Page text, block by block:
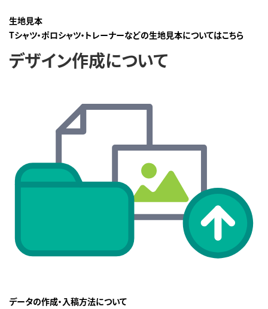
生地見本
Tシャツ・ポロシャツ・トレーナーなどの生地見本についてはこちら
デザイン作成について
データの作成・入稿方法について